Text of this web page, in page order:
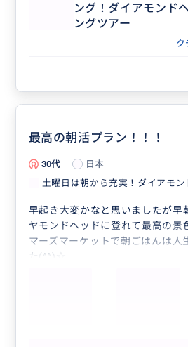
ング！ダイアモンド
ングツアー
ク
最高の朝活プラン！！！
30代 日本
土曜日は朝から充実！ダイアモン
早起き大変かなと思いましたが早
ヤモンドヘッドに登れて最高の景
マーズマーケットで朝ごはんは人
た(^^)☆